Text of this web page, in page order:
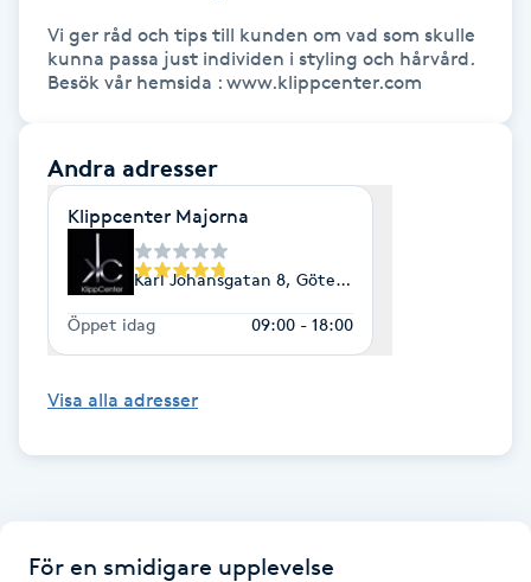
Idrottsmassage
IPL hårborttagning
IR-massage
Japansk massage
K
Katun fransar
Vi ger råd och tips till kunden om vad som skulle
kunna passa just individen i styling och hårvård.
Besök vår hemsida : www.klippcenter.com
Andra adresser
Klippcenter Majorna
Karl Johansgatan 8, Göteborg
Öppet idag 09:00 - 18:00
Visa alla adresser
För en smidigare upplevelse